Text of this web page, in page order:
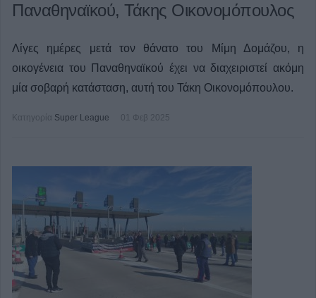
Παναθηναϊκού, Τάκης Οικονομόπουλος
Λίγες ημέρες μετά τον θάνατο του Μίμη Δομάζου, η
οικογένεια του Παναθηναϊκού έχει να διαχειριστεί ακόμη
μία σοβαρή κατάσταση, αυτή του Τάκη Οικονομόπουλου.
Κατηγορία Super League 01 Φεβ 2025